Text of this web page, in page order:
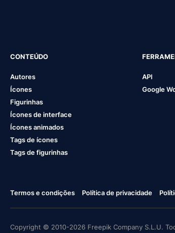
CONTEÚDO
Autores
Ícones
Figurinhas
Ícones de interface
Ícones animados
Tags de ícones
Tags de figurinhas
API
Google
Termos e condições Política de privacidade
Copyright © 2010-2026 Freepik Company S.L.U.